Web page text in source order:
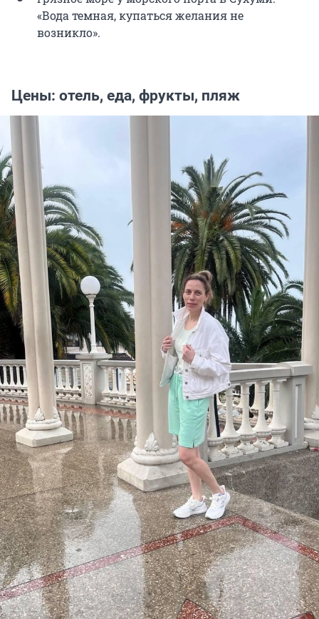
«Вода темная, купаться желания не
возникло».
Цены: отель, еда, фрукты, пляж